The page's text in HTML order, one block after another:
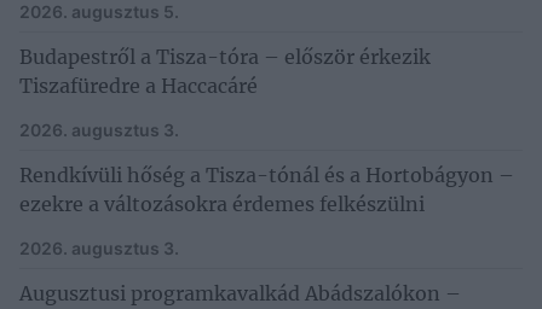
2026. augusztus 5.
Budapestről a Tisza-tóra – először érkezik
Tiszafüredre a Haccacáré
2026. augusztus 3.
Rendkívüli hőség a Tisza-tónál és a Hortobágyon –
ezekre a változásokra érdemes felkészülni
2026. augusztus 3.
Augusztusi programkavalkád Abádszalókon –